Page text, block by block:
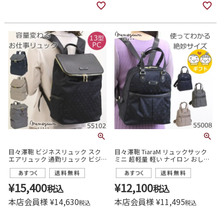
目々澤鞄 ビジネスリュック スク
エアリュック 通勤リュック ビジ
ネスバッグ 大容量 軽い 軽量 ノー
トpc レディース おしゃれ きれい
め 55102
¥15,400税込
本店会員様¥14,630税込
目々澤鞄 TiaraM リュックサック
ミニ 超軽量 軽い ナイロン おしゃ
れ 人気 通勤 ウォーキング 自転車
旅行 大人 女性 レディース 40代 50
代 55008
¥12,100税込
本店会員様¥11,495税込